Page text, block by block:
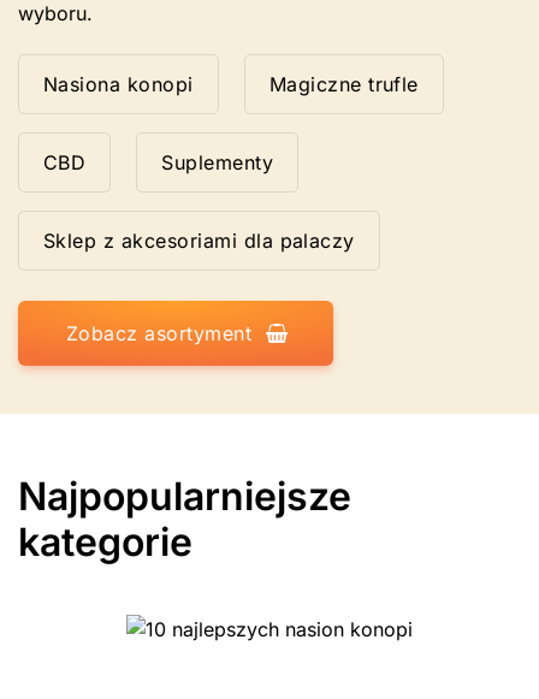
wyboru.
Nasiona konopi Magiczne trufle
CBD Suplementy
Sklep z akcesoriami dla palaczy
Zobacz asortyment
Najpopularniejsze
kategorie